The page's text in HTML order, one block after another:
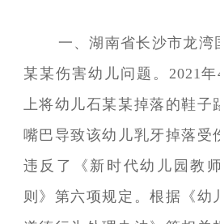
一、湖南省长沙市龙湾
某某伤害幼儿问题。2021
上将幼儿石某某掉落的鞋子
嘴巴导致该幼儿乳牙掉落受
违反了《新时代幼儿园教
则》第六项规定。根据《幼